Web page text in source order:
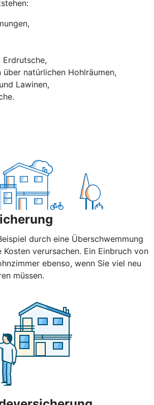
Erdrutsche,
über natürlichen Hohlräumen,
Lawinen,
durch eine Überschwemmung
Kosten verursachen. Ein Einbruch von
ebenso, wenn Sie viel neu
müssen.